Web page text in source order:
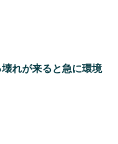
れが来ると急に環境